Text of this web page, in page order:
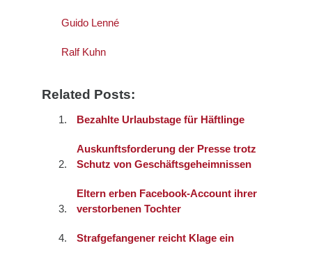
Guido Lenné
Ralf Kuhn
Related Posts:
Bezahlte Urlaubstage für Häftlinge
Auskunftsforderung der Presse trotz
Schutz von Geschäftsgeheimnissen
Eltern erben Facebook-Account ihrer
verstorbenen Tochter
Strafgefangener reicht Klage ein